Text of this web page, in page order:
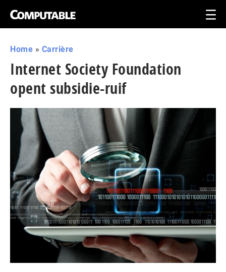
Home » Carrière
Internet Society Foundation
opent subsidie-ruif